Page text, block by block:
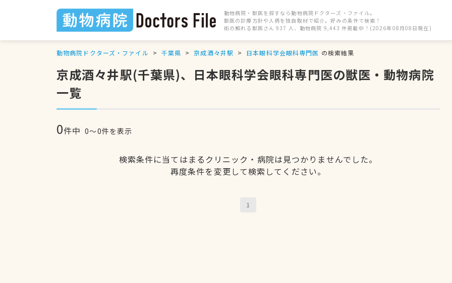
動物病院・獣医を探すなら動物病院ドクターズ・ファイル。
獣医の診療方針や人柄を独自取材で紹介。好みの条件で検索！
街の頼れる獣医さん 937 人、動物病院 9,443 件掲載中！(2026年08月08日現在)
動物病院ドクターズ・ファイル 千葉県 京成酒々井駅 日本眼科学会眼科専門医 の検索結果
京成酒々井駅(千葉県)、日本眼科学会眼科専門医の獣医・動物病院
一覧
0件中 0〜0件を表示
検索条件に当てはまるクリニック・病院は見つかりませんでした。
再度条件を変更して検索してください。
1